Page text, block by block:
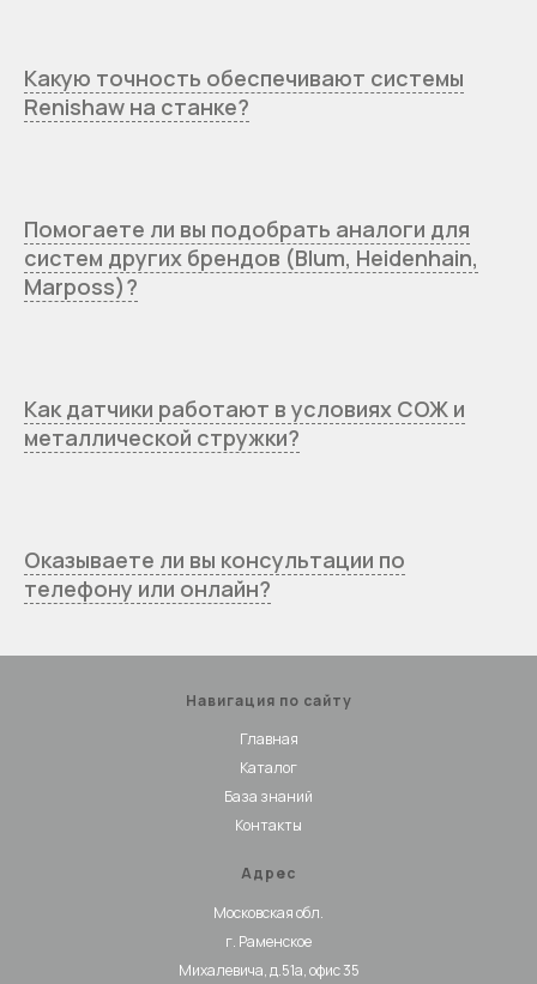
Какую точность обеспечивают системы
Renishaw на станке?
Помогаете ли вы подобрать аналоги для
систем других брендов (Blum, Heidenhain,
Marposs)?
Как датчики работают в условиях СОЖ и
металлической стружки?
Оказываете ли вы консультации по
телефону или онлайн?
Навигация по сайту
Главная
Каталог
База знаний
Контакты
Адрес
Московская обл.
г. Раменское
Михалевича, д.51а, офис 35